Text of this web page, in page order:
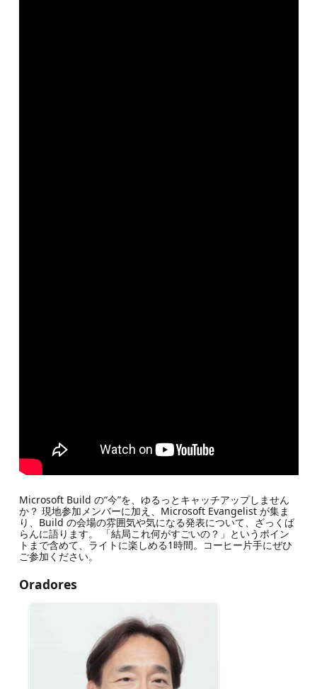
Microsoft Build の“今”を、ゆるっとキャッチアップしません
か？ 現地参加メンバーに加え、Microsoft Evangelist が集ま
り、Build の会場の雰囲気や気になる発表について、ざっくば
らんに語ります。 「結局これ何がすごいの？」というポイン
トまで含めて、ライトに楽しめる1時間。コーヒー片手にぜひ
ご参加ください。
Oradores